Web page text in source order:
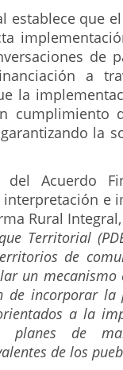
establece que
de
a
la
cumplimiento
la
Acuerdo
interpretación e
Rural
Territorial
de
un mecanismo
incorporar la
a la
planes de
de los